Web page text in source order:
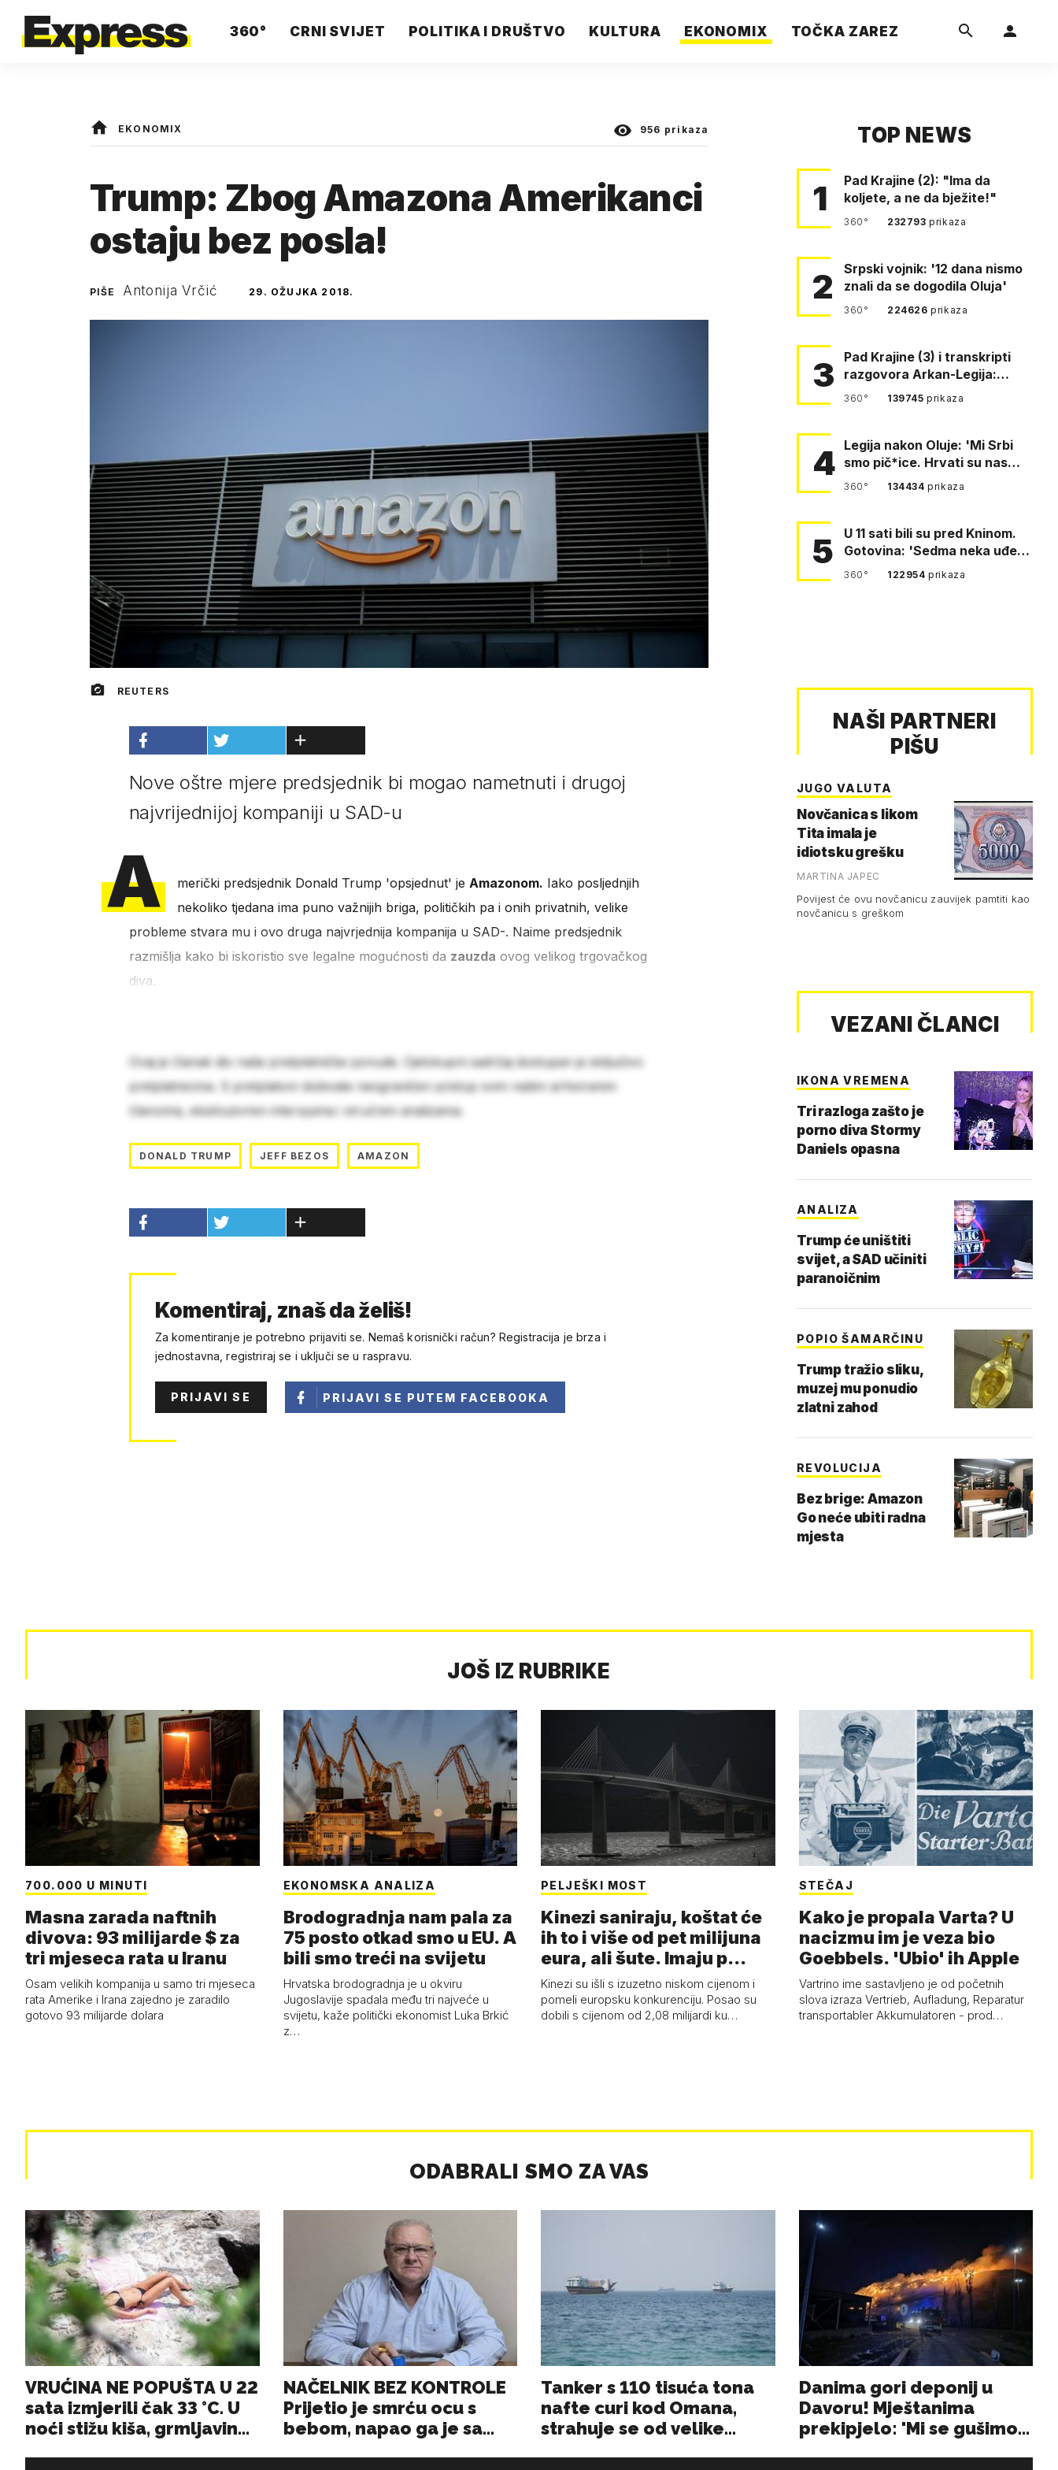
360° CRNI SVIJET POLITIKA I DRUŠTVO KULTURA EKONOMIX TOČKA ZAREZ
EKONOMIX 956 prikaza
Trump: Zbog Amazona Amerikanci
ostaju bez posla!
PIŠE Antonija Vrčić 29. OŽUJKA 2018.
REUTERS
Nove oštre mjere predsjednik bi mogao nametnuti i drugoj
najvrijednijoj kompaniji u SAD-u
A merički predsjednik Donald Trump 'opsjednut' je Amazonom. Iako posljednjih
nekoliko tjedana ima puno važnijih briga, političkih pa i onih privatnih, velike
probleme stvara mu i ovo druga najvrjednija kompanija u SAD-. Naime predsjednik
razmišlja kako bi iskoristio sve legalne mogućnosti da zauzda ovog velikog trgovačkog
diva.
Ovaj je članak dio naše pretplatničke ponude. Cjelokupni sadržaj dostupan je isključivo
pretplatnicima. S pretplatom dobivate neograničen pristup svim našim arhiviranim
člancima, ekskluzivnim intervjuima i stručnim analizama.
DONALD TRUMP JEFF BEZOS AMAZON
Komentiraj, znaš da želiš!
Za komentiranje je potrebno prijaviti se. Nemaš korisnički račun? Registracija je brza i
jednostavna, registriraj se i uključi se u raspravu.
PRIJAVI SE PRIJAVI SE PUTEM FACEBOOKA
TOP NEWS
1
Pad Krajine (2): "Ima da
koljete, a ne da bježite!"
360° 232793prikaza
2
Srpski vojnik: '12 dana nismo
znali da se dogodila Oluja'
360° 224626prikaza
3
Pad Krajine (3) i transkripti
razgovora Arkan-Legija:
'Čujem, prelazite ustašam…
360° 139745prikaza
4 Legija nakon Oluje: 'Mi Srbi
smo pič*ice. Hrvati su nas
pomeli!'
360° 134434prikaza
5
U 11 sati bili su pred Kninom.
Gotovina: 'Sedma neka uđe,
4. gardijska neka g…
360° 122954prikaza
NAŠI PARTNERI
PIŠU
JUGO VALUTA
Novčanica s likom
Tita imala je
idiotsku grešku
MARTINA JAPEC
Povijest će ovu novčanicu zauvijek pamtiti kao
novčanicu s greškom
VEZANI ČLANCI
IKONA VREMENA
Tri razloga zašto je
porno diva Stormy
Daniels opasna
ANALIZA
Trump će uništiti
svijet, a SAD učiniti
paranoičnim
POPIO ŠAMARČINU
Trump tražio sliku,
muzej mu ponudio
zlatni zahod
REVOLUCIJA
Bez brige: Amazon
Go neće ubiti radna
mjesta
JOŠ IZ RUBRIKE
700.000 U MINUTI
Masna zarada naftnih
divova: 93 milijarde $ za
tri mjeseca rata u Iranu
Osam velikih kompanija u samo tri mjeseca
rata Amerike i Irana zajedno je zaradilo
gotovo 93 milijarde dolara
EKONOMSKA ANALIZA
Brodogradnja nam pala za
75 posto otkad smo u EU. A
bili smo treći na svijetu
Hrvatska brodogradnja je u okviru
Jugoslavije spadala među tri najveće u
svijetu, kaže politički ekonomist Luka Brkić
z…
PELJEŠKI MOST
Kinezi saniraju, koštat će
ih to i više od pet milijuna
eura, ali šute. Imaju p…
Kinezi su išli s izuzetno niskom cijenom i
pomeli europsku konkurenciju. Posao su
dobili s cijenom od 2,08 milijardi ku…
STEČAJ
Kako je propala Varta? U
nacizmu im je veza bio
Goebbels. 'Ubio' ih Apple
Vartrino ime sastavljeno je od početnih
slova izraza Vertrieb, Aufladung, Reparatur
transportabler Akkumulatoren - prod…